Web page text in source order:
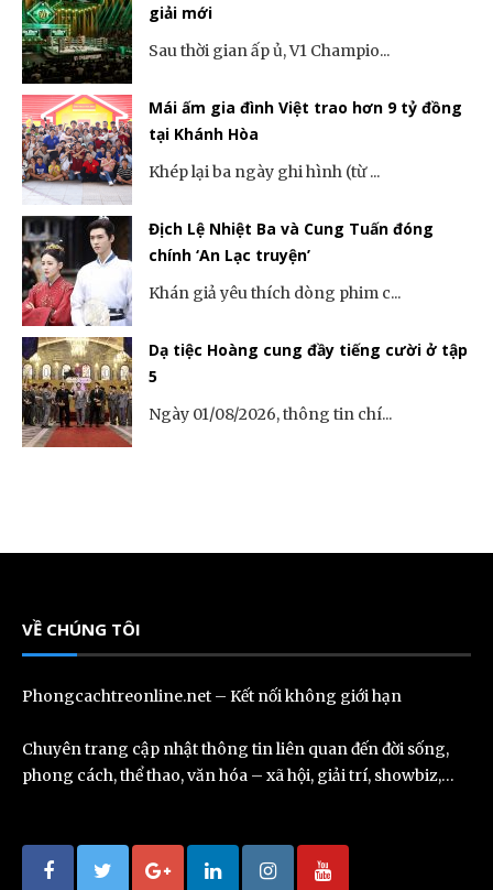
giải mới
Sau thời gian ấp ủ, V1 Champio...
Mái ấm gia đình Việt trao hơn 9 tỷ đồng
tại Khánh Hòa
Khép lại ba ngày ghi hình (từ ...
Địch Lệ Nhiệt Ba và Cung Tuấn đóng
chính ‘An Lạc truyện’
Khán giả yêu thích dòng phim c...
Dạ tiệc Hoàng cung đầy tiếng cười ở tập
5
Ngày 01/08/2026, thông tin chí...
VỀ CHÚNG TÔI
Phongcachtreonline.net – Kết nối không giới hạn
Chuyên trang cập nhật thông tin liên quan đến đời sống,
phong cách, thể thao, văn hóa – xã hội, giải trí, showbiz,…